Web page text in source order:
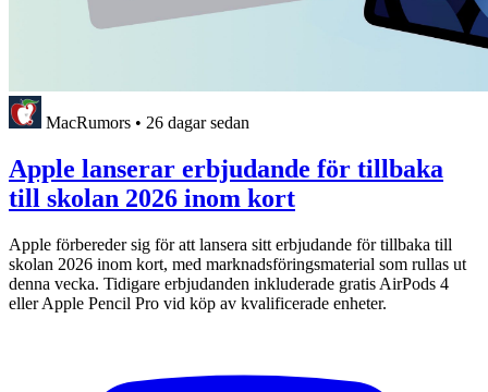
MacRumors • 26 dagar sedan
Apple lanserar erbjudande för tillbaka
till skolan 2026 inom kort
Apple förbereder sig för att lansera sitt erbjudande för tillbaka till
skolan 2026 inom kort, med marknadsföringsmaterial som rullas ut
denna vecka. Tidigare erbjudanden inkluderade gratis AirPods 4
eller Apple Pencil Pro vid köp av kvalificerade enheter.